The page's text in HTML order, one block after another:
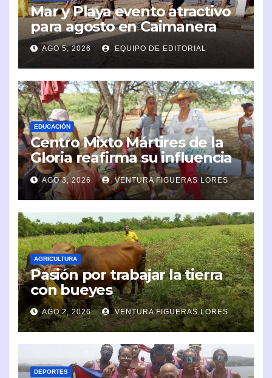
Mar y Playa evento atractivo
para agosto en Caimanera
AGO 5, 2026 EQUIPO DE EDITORIAL
EDUCACIÓN
Centro Mixto Mártires de la
Gloria reafirma su influencia
en la comunidad
AGO 3, 2026 VENTURA FIGUERAS LORES
AGRICULTURA
Pasión por trabajar la tierra
con bueyes
AGO 2, 2026 VENTURA FIGUERAS LORES
DEPORTES